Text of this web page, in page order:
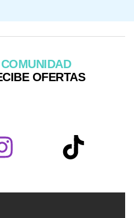
COMUNIDAD
OFERTAS